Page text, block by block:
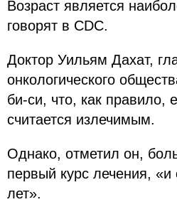
Возраст является
говорят в CDC.
Доктор Уильям Дахат,
онкологического
би-си, что, как правило,
считается излечимым.
Однако, отметил он,
первый курс лечения,
лет».